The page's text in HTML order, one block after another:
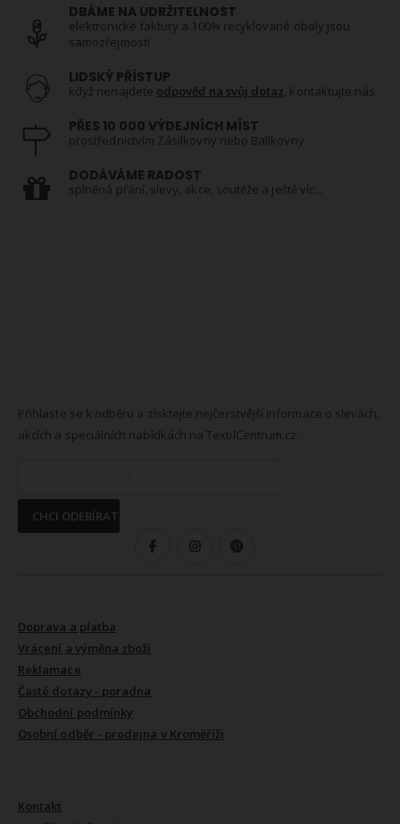
DBÁME NA UDRŽITELNOST
elektronické faktury a 100% recyklované obaly jsou
samozřejmostí
LIDSKÝ PŘÍSTUP
když nenajdete odpověď na svůj dotaz, kontaktujte nás
PŘES 10 000 VÝDEJNÍCH MÍST
prostřednictvím Zásilkovny nebo Balíkovny
DODÁVÁME RADOST
splněná přání, slevy, akce, soutěže a ještě víc...
Přihlaste se k odběru a získtejte nejčerstvější informace o slevách,
akcích a speciálních nabídkách na TextilCentrum.cz.
CHCI ODEBÍRAT
Doprava a platba
Vrácení a výměna zboží
Reklamace
Časté dotazy - poradna
Obchodní podmínky
Osobní odběr - prodejna v Kroměříži
Kontakt